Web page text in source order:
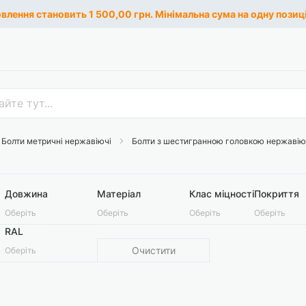
становить 1 500,00 грн. Мінімальна сума на одну
Болти метричні нержавіючі Болти з шестигранною головкою
Довжина
Оберіть
Матеріал
Оберіть
Клас міцності
Оберіть
Покриття
Оберіть
RAL
Оберіть Очистити